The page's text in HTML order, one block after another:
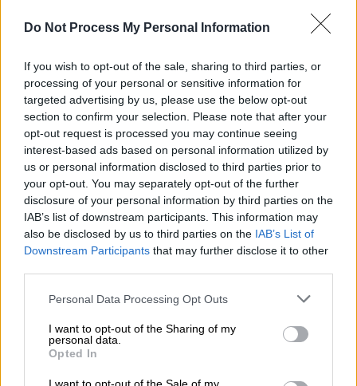
Do Not Process My Personal Information
If you wish to opt-out of the sale, sharing to third parties, or
processing of your personal or sensitive information for
targeted advertising by us, please use the below opt-out
section to confirm your selection. Please note that after your
opt-out request is processed you may continue seeing
interest-based ads based on personal information utilized by
us or personal information disclosed to third parties prior to
your opt-out. You may separately opt-out of the further
disclosure of your personal information by third parties on the
IAB’s list of downstream participants. This information may
also be disclosed by us to third parties on the IAB’s List of
Downstream Participants that may further disclose it to other
Please note that this website/app uses one or more Google
not limited to your visit or usage behaviour. You may click to
grant or deny consent to Google and its third-party tags to
use your data for below specified purposes in below Google
consent section.
Personal Data Processing Opt Outs
I want to opt-out of the Sharing of my
personal data.
Opted In
αποφασιστικότητα τον μοναδικό μας
αντίπαλο και αυτός δεν είναι άλλος από τα
προβλήματα των πολιτών» σημείωσε ο
κυβερνητικός εκπρόσωπος Παύλος
Μαρινάκης. Και υπογράμμισε πως οι
τέσσερις βασικές προτεραιότητες της
κυβέρνησης είναι : καλύτεροι μισθοί,
καλύτερη δημόσια υγεία, καλύτερο κράτος,
καλύτερη ζωή σε μια ισχυρή Ελλάδα.
Στην ομιλία του στη Βουλή την Πέμπτη
οικονομίας, παρουσιάζοντας το σχέδιο για
στοχευμένες μειώσεις φόρων, αυξήσεις
μισθών και μέτρα ενίσχυσης πρωτίστως των